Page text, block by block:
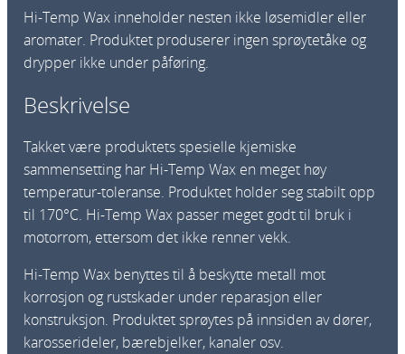
p
w
a
P
o
1
L
a
n
a
l
l
Hi-Temp Wax inneholder nesten ikke løsemidler eller
aromater. Produktet produserer ingen sprøytetåke og
drypper ikke under påføring.
Beskrivelse
Takket være produktets spesielle kjemiske
sammensetting har Hi-Temp Wax en meget høy
temperatur-toleranse. Produktet holder seg stabilt opp
til 170°C. Hi-Temp Wax passer meget godt til bruk i
motorrom, ettersom det ikke renner vekk.
Hi-Temp Wax benyttes til å beskytte metall mot
korrosjon og rustskader under reparasjon eller
konstruksjon. Produktet sprøytes på innsiden av dører,
karosserideler, bærebjelker, kanaler osv.